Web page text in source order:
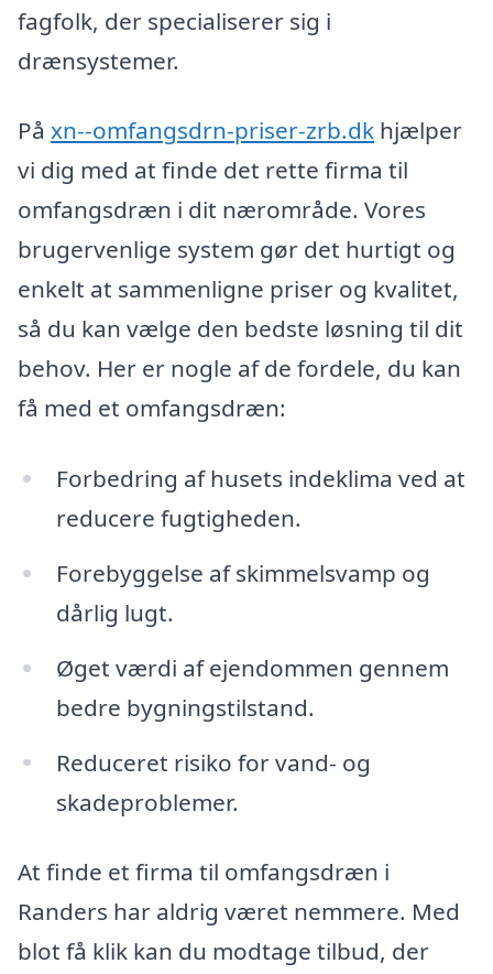
fagfolk, der specialiserer sig i
drænsystemer.
På xn--omfangsdrn-priser-zrb.dk hjælper
vi dig med at finde det rette firma til
omfangsdræn i dit nærområde. Vores
brugervenlige system gør det hurtigt og
enkelt at sammenligne priser og kvalitet,
så du kan vælge den bedste løsning til dit
behov. Her er nogle af de fordele, du kan
få med et omfangsdræn:
Forbedring af husets indeklima ved at
reducere fugtigheden.
Forebyggelse af skimmelsvamp og
dårlig lugt.
Øget værdi af ejendommen gennem
bedre bygningstilstand.
Reduceret risiko for vand- og
skadeproblemer.
At finde et firma til omfangsdræn i
Randers har aldrig været nemmere. Med
blot få klik kan du modtage tilbud, der